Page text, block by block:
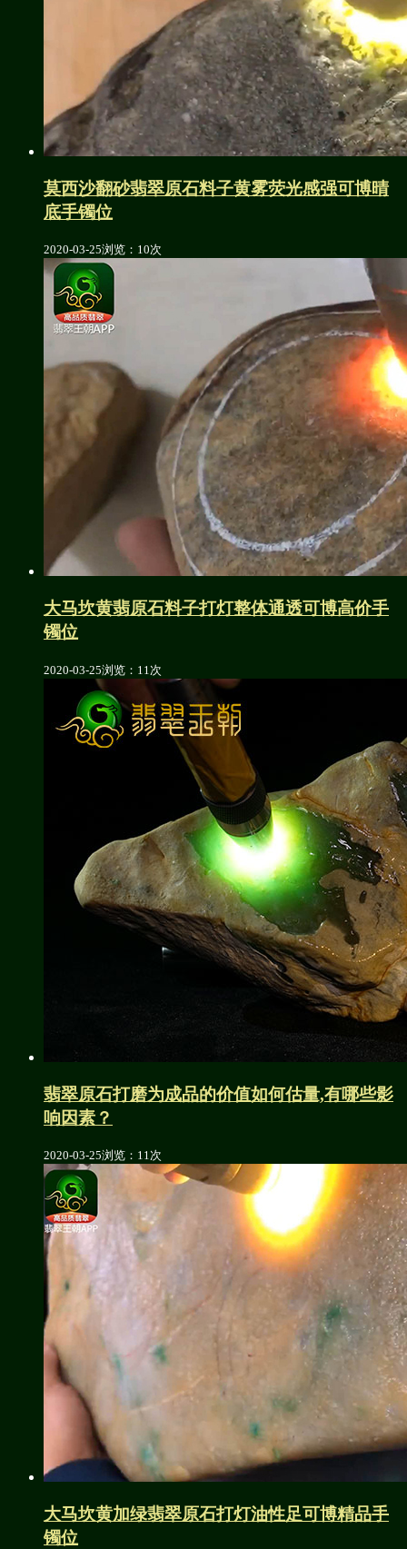
莫西沙翻砂翡翠原石料子黄雾荧光感强可博晴
底手镯位
2020-03-25浏览：10次
大马坎黄翡原石料子打灯整体通透可博高价手
镯位
2020-03-25浏览：11次
翡翠原石打磨为成品的价值如何估量,有哪些影
响因素？
2020-03-25浏览：11次
大马坎黄加绿翡翠原石打灯油性足可博精品手
镯位